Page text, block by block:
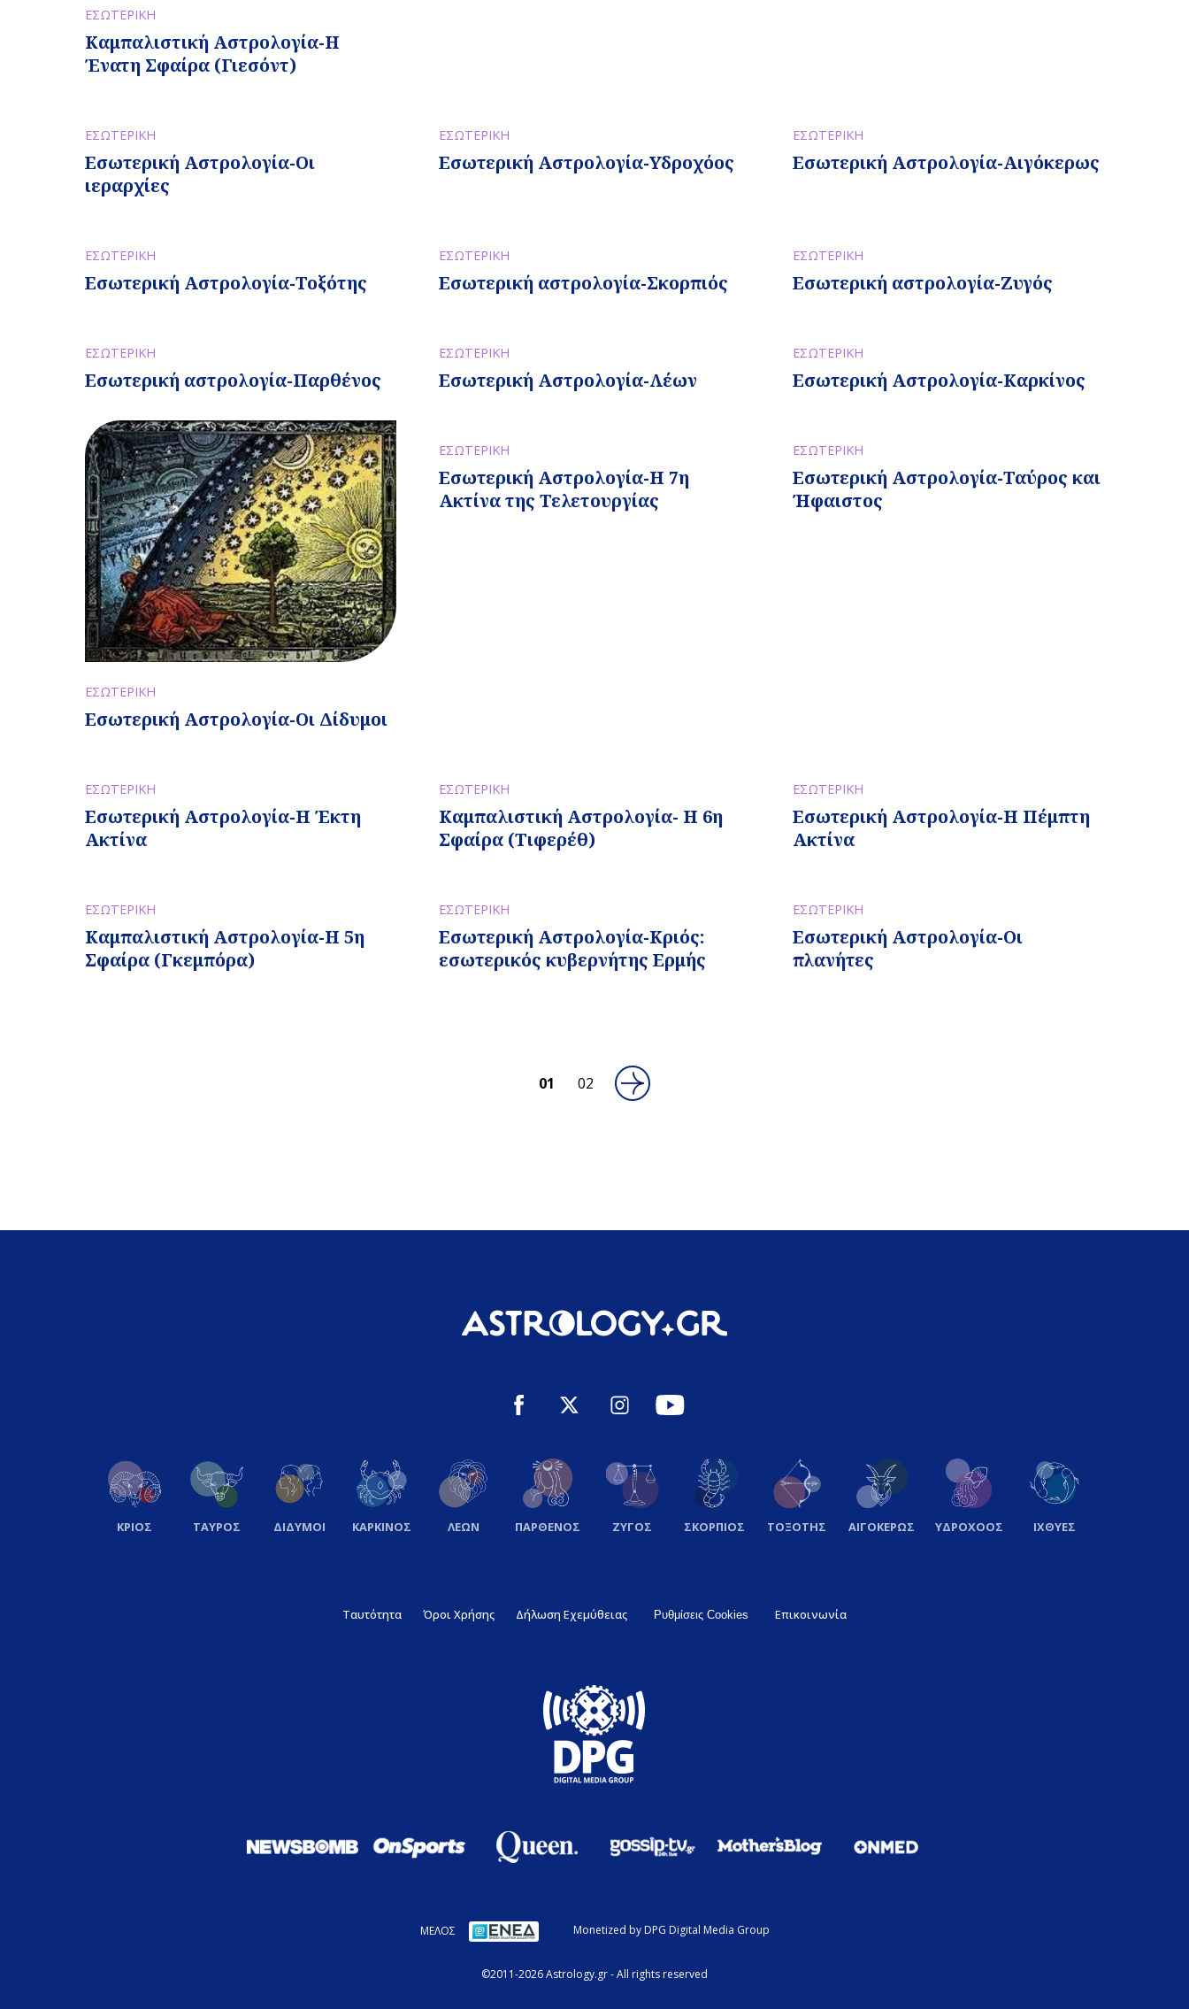
ΕΣΩΤΕΡΙΚΗ
Καμπαλιστική Αστρολογία-Η
Ένατη Σφαίρα (Γιεσόντ)
ΕΣΩΤΕΡΙΚΗ
Εσωτερική Αστρολογία-Οι
ιεραρχίες
ΕΣΩΤΕΡΙΚΗ
Εσωτερική Αστρολογία-Υδροχόος
ΕΣΩΤΕΡΙΚΗ
Εσωτερική Αστρολογία-Αιγόκερως
ΕΣΩΤΕΡΙΚΗ
Εσωτερική Αστρολογία-Τοξότης
ΕΣΩΤΕΡΙΚΗ
Εσωτερική αστρολογία-Σκορπιός
ΕΣΩΤΕΡΙΚΗ
Εσωτερική αστρολογία-Ζυγός
ΕΣΩΤΕΡΙΚΗ
Εσωτερική αστρολογία-Παρθένος
ΕΣΩΤΕΡΙΚΗ
Εσωτερική Αστρολογία-Λέων
ΕΣΩΤΕΡΙΚΗ
Εσωτερική Αστρολογία-Καρκίνος
ΕΣΩΤΕΡΙΚΗ
Εσωτερική Αστρολογία-Οι Δίδυμοι
ΕΣΩΤΕΡΙΚΗ
Εσωτερική Αστρολογία-Η 7η
Ακτίνα της Τελετουργίας
ΕΣΩΤΕΡΙΚΗ
Εσωτερική Αστρολογία-Ταύρος και
Ήφαιστος
ΕΣΩΤΕΡΙΚΗ
Εσωτερική Αστρολογία-Η Έκτη
Ακτίνα
ΕΣΩΤΕΡΙΚΗ
Καμπαλιστική Αστρολογία- Η 6η
Σφαίρα (Τιφερέθ)
ΕΣΩΤΕΡΙΚΗ
Εσωτερική Αστρολογία-Η Πέμπτη
Ακτίνα
ΕΣΩΤΕΡΙΚΗ
Καμπαλιστική Αστρολογία-Η 5η
Σφαίρα (Γκεμπόρα)
ΕΣΩΤΕΡΙΚΗ
Εσωτερική Αστρολογία-Κριός:
εσωτερικός κυβερνήτης Ερμής
ΕΣΩΤΕΡΙΚΗ
Εσωτερική Αστρολογία-Οι
πλανήτες
01 02
ΚΡΙΟΣ ΤΑΥΡΟΣ ΔΙΔΥΜΟΙ ΚΑΡΚΙΝΟΣ ΛΕΩΝ ΠΑΡΘΕΝΟΣ ΖΥΓΟΣ ΣΚΟΡΠΙΟΣ ΤΟΞΟΤΗΣ ΑΙΓΟΚΕΡΩΣ ΥΔΡΟΧΟΟΣ ΙΧΘΥΕΣ
Ταυτότητα Όροι Χρήσης Δήλωση Εχεμύθειας Ρυθμίσεις Cookies Επικοινωνία
ΜΕΛΟΣ Monetized by DPG Digital Media Group
©2011-2026 Astrology.gr - All rights reserved